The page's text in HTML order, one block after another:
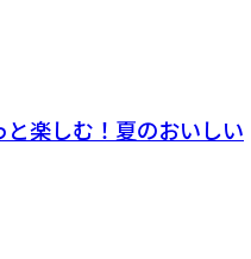
と楽しむ！夏のおいしい